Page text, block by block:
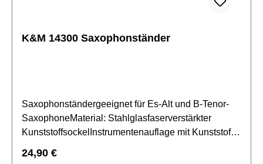
K&M 14300 Saxophonständer
Saxophonständergeeignet für Es-Alt und B-Tenor-
SaxophoneMaterial: Stahlglasfaserverstärkter
KunststoffsockelInstrumentenauflage mit Kunststoff-
Aufnahmebügelverstellbarer unterer Haltebügel
Regulärer Preis:
24,90 €